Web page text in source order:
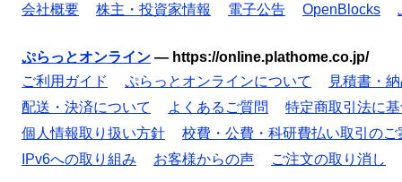
会社概要
株主・投資家情報 電子公告 OpenBlocks
ぷらっとオンライン — https://online.plathome.co.jp/
ご利用ガイド
ぷらっとオンラインについて
見積書・
配送・決済について
よくあるご質問
特定商取引法に
個人情報取り扱い方針
校費・公費・科研費払い取引のご
IPv6への取り組み
お客様からの声 ご注文の取り消し